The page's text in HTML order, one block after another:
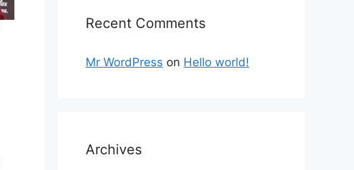
Recent Comments
Mr WordPress on Hello world!
Archives